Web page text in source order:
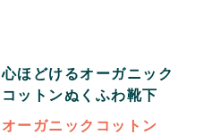
心ほどけるオーガニック
コットンぬくふわ靴下
オーガニックコットン